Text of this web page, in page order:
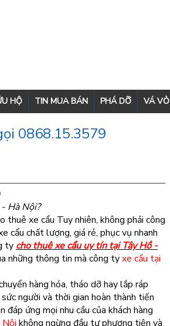
HỘ TIN MUA BÁN PHÁ DỠ VÁ VỎ
0868.15.3579
Hà Nội?
thuê xe cẩu Tuy nhiên, không phải công
cẩu chất lượng, giá rẻ, phục vụ nhanh
ty cho thuê xe cẩu uy tín tại Tây Hồ -
những thông tin mà công tyxe cẩu tại
hàng hóa, tháo dỡ hay lắp ráp
người và thời gian hoàn thành tiến
đáp ứng mọi nhu cầu của khách hàng
Nội không ngừng đầu tư phương tiện và